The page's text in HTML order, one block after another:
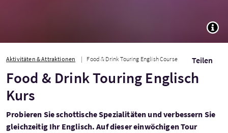
Aktivitäten & Attraktionen Food & Drink Touring English Course Teilen
Food & Drink Touring Englisch
Kurs
Probieren Sie schottische Spezialitäten und verbessern Sie
gleichzeitig Ihr Englisch. Auf dieser einwöchigen Tour